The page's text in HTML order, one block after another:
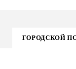
ГОРОДСКОЙ